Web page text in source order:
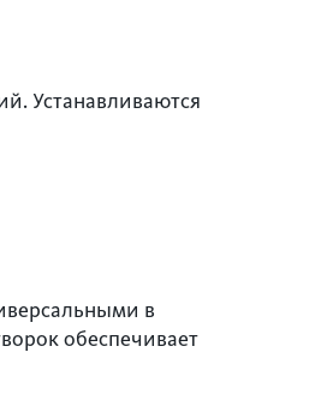
Устанавливаются
в
обеспечивает